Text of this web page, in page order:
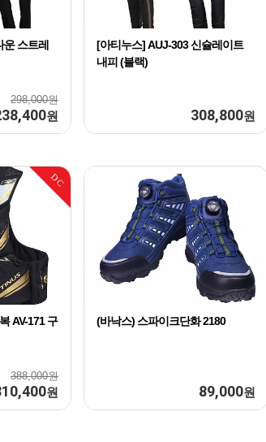
운 스트레
298,000원
원
[아티누스] AUJ-303 신슐레이트
내피 (블랙)
308,800원
DC
AV-171 구
388,000원
원
(바낙스) 스파이크단화 2180
89,000원